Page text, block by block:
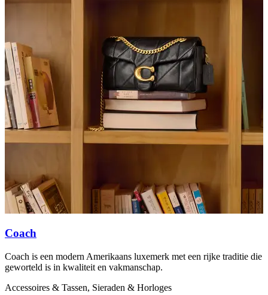
Coach
Coach is een modern Amerikaans luxemerk met een rijke traditie die
geworteld is in kwaliteit en vakmanschap.
Accessoires & Tassen, Sieraden & Horloges